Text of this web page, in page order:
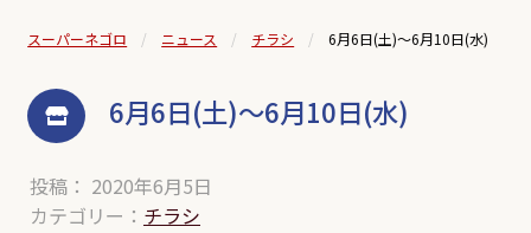
スーパーネゴロ ニュース チラシ 6月6日(土)～6月10日(水)
6月6日(土)～6月10日(水)
投稿： 2020年6月5日
カテゴリー： チラシ